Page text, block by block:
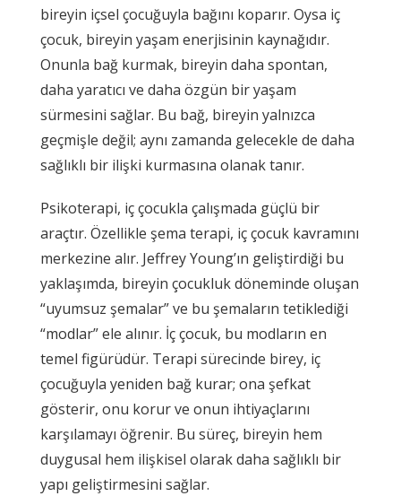
bireyin içsel çocuğuyla bağını koparır. Oysa iç
çocuk, bireyin yaşam enerjisinin kaynağıdır.
Onunla bağ kurmak, bireyin daha spontan,
daha yaratıcı ve daha özgün bir yaşam
sürmesini sağlar. Bu bağ, bireyin yalnızca
geçmişle değil; aynı zamanda gelecekle de daha
sağlıklı bir ilişki kurmasına olanak tanır.
Psikoterapi, iç çocukla çalışmada güçlü bir
araçtır. Özellikle şema terapi, iç çocuk kavramını
merkezine alır. Jeffrey Young’ın geliştirdiği bu
yaklaşımda, bireyin çocukluk döneminde oluşan
“uyumsuz şemalar” ve bu şemaların tetiklediği
“modlar” ele alınır. İç çocuk, bu modların en
temel figürüdür. Terapi sürecinde birey, iç
çocuğuyla yeniden bağ kurar; ona şefkat
gösterir, onu korur ve onun ihtiyaçlarını
karşılamayı öğrenir. Bu süreç, bireyin hem
duygusal hem ilişkisel olarak daha sağlıklı bir
yapı geliştirmesini sağlar.